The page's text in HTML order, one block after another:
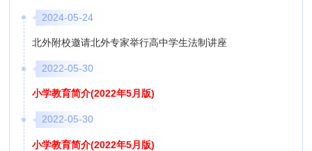
2024-05-24
北外附校邀请北外专家举行高中学生法制讲座
2022-05-30
小学教育简介(2022年5月版)
2022-05-30
小学教育简介(2022年5月版)